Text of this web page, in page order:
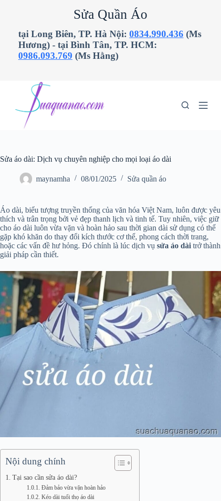
u
Sửa Quần Áo
tại Long Biên, TP. Hà Nội: 0834.990.436 (Ms
Hương) - tại Bình Tân, TP. HCM:
0986.093.769 (Ms Hằng)
Sửa áo dài: Dịch vụ chuyên nghiệp cho mọi loại áo dài
maynamha 08/01/2025 Sửa quần áo
Áo dài, biểu tượng truyền thống của văn hóa Việt Nam, luôn được yêu
thích và trân trọng bởi vẻ đẹp thanh lịch và tinh tế. Tuy nhiên, việc giữ
cho áo dài luôn vừa vặn và hoàn hảo sau thời gian dài sử dụng có thể
gặp khó khăn do thay đổi kích thước cơ thể, phong cách thời trang,
hoặc các vấn đề hư hỏng. Đó chính là lúc dịch vụ sửa áo dài trở thành
giải pháp cần thiết.
Nội dung chính
Tại sao cần sửa áo dài?
Đảm bảo vừa vặn hoàn hảo
Kéo dài tuổi thọ áo dài